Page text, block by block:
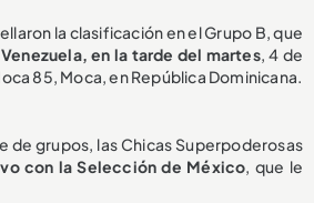
la clasificación en el Grupo B, que
en la tarde del martes, 4 de
85, Moca, en República Dominicana.
de grupos, las Chicas Superpoderosas
con la Selección de México, que le